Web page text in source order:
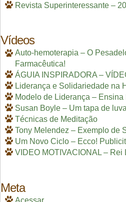
Revista Superinteressante –
Vídeos
Auto-hemoterapia – O
Farmacêutica!
ÁGUIA INSPIRADORA –
Liderança e Solidariedade na
Modelo de Liderança – Ensina
Susan Boyle – Um tapa de
Técnicas de Meditação
Tony Melendez – Exemplo de
Um Novo Ciclo – Ecco!
VIDEO MOTIVACIONAL – Rei
Meta
Acessar